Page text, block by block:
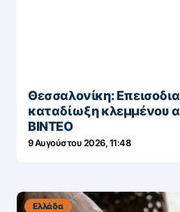
Θεσσαλονίκη:
καταδίωξη κλεμμένου
ΒΙΝΤΕΟ
9 Αυγούστου 2026, 11:48
Ελλάδα